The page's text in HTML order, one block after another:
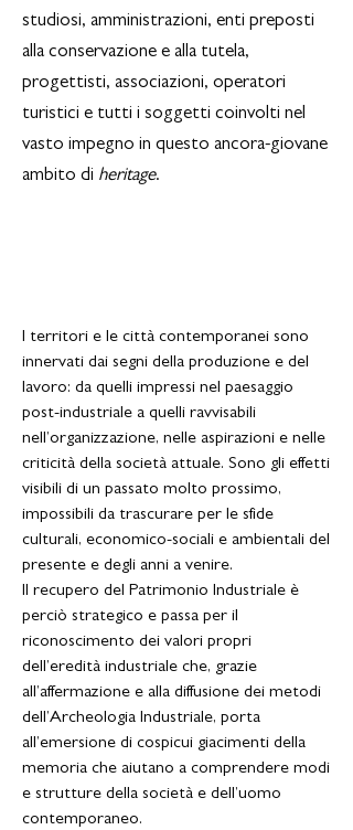
studiosi, amministrazioni, enti preposti
alla conservazione e alla tutela,
progettisti, associazioni, operatori
turistici e tutti i soggetti coinvolti nel
vasto impegno in questo ancora-giovane
ambito di heritage.
I territori e le città contemporanei sono
innervati dai segni della produzione e del
lavoro: da quelli impressi nel paesaggio
post-industriale a quelli ravvisabili
nell’organizzazione, nelle aspirazioni e nelle
criticità della società attuale. Sono gli effetti
visibili di un passato molto prossimo,
impossibili da trascurare per le sfide
culturali, economico-sociali e ambientali del
presente e degli anni a venire.
Il recupero del Patrimonio Industriale è
perciò strategico e passa per il
riconoscimento dei valori propri
dell’eredità industriale che, grazie
all’affermazione e alla diffusione dei metodi
dell’Archeologia Industriale, porta
all’emersione di cospicui giacimenti della
memoria che aiutano a comprendere modi
e strutture della società e dell’uomo
contemporaneo.